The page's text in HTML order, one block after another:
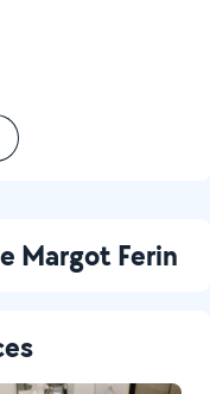
Margot Ferin